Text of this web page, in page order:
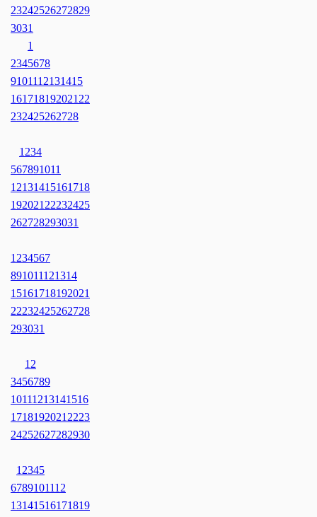
23242526272829
3031
1
2345678
9101112131415
161718192021 22
232425262728
1 234
567891011
12131415161718
192021 22232425
262728293031
1 234567
891011121314
15161718192021
22232425262728
293031
1 2
3456789
10111213141516
1718192021 2223
24252627282930
1 2345
6789101112
13141516171819